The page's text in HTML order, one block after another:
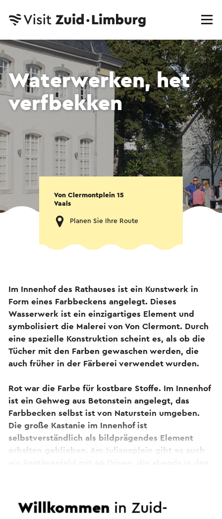
Waterwerken, het
verfbekken
Von Clermontplein 15
Vaals
Planen Sie Ihre Route
Im Innenhof des Rathauses ist ein Kunstwerk in
Form eines Farbbeckens angelegt. Dieses
Wasserwerk ist ein einzigartiges Element und
symbolisiert die Malerei von Von Clermont. Durch
eine spezielle Konstruktion scheint es, als ob die
Tücher mit den Farben gewaschen werden, die
auch früher in der Färberei verwendet wurden.
Rot war die Farbe für kostbare Stoffe. Im Innenhof
ist ein Gehweg aus Betonstein angelegt, das
Farbbecken selbst ist von Naturstein umgeben.
Die große Kastanie im Innenhof ist
selbstverständlich als bildprägendes Element
erhalten geblieben. Am Julianaplein gibt es auch
Dieser Text wurde mit Hilfe eines Online-
Willkommen in Zuid-